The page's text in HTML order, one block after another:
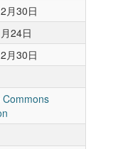
月30日
24日
月30日